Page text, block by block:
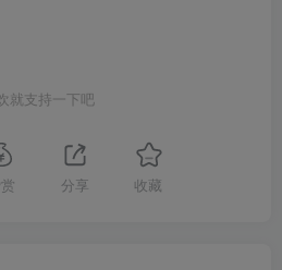
就支持一下吧
分享 收藏